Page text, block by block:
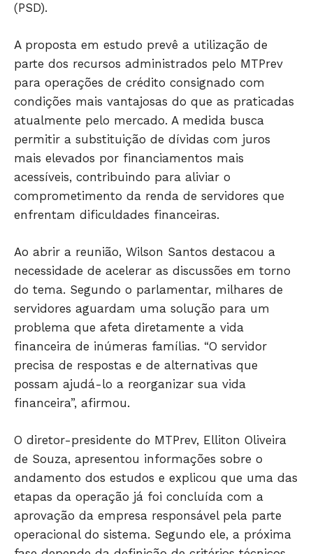
Só Notícias
(PSD).
A proposta em estudo prevê a utilização de
parte dos recursos administrados pelo MTPrev
para operações de crédito consignado com
condições mais vantajosas do que as praticadas
atualmente pelo mercado. A medida busca
permitir a substituição de dívidas com juros
mais elevados por financiamentos mais
acessíveis, contribuindo para aliviar o
comprometimento da renda de servidores que
enfrentam dificuldades financeiras.
Ao abrir a reunião, Wilson Santos destacou a
necessidade de acelerar as discussões em torno
do tema. Segundo o parlamentar, milhares de
servidores aguardam uma solução para um
problema que afeta diretamente a vida
financeira de inúmeras famílias. “O servidor
precisa de respostas e de alternativas que
possam ajudá-lo a reorganizar sua vida
financeira”, afirmou.
O diretor-presidente do MTPrev, Elliton Oliveira
de Souza, apresentou informações sobre o
andamento dos estudos e explicou que uma das
etapas da operação já foi concluída com a
aprovação da empresa responsável pela parte
operacional do sistema. Segundo ele, a próxima